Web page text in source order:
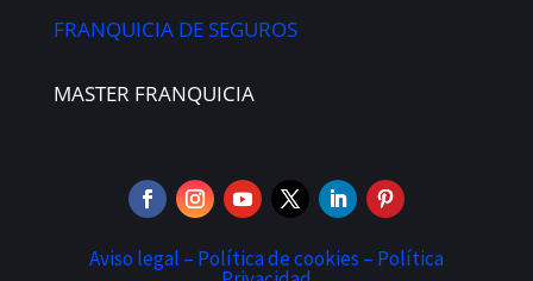
FRANQUICIA DE SEGUROS
MASTER FRANQUICIA
Aviso legal – Política de cookies – Política